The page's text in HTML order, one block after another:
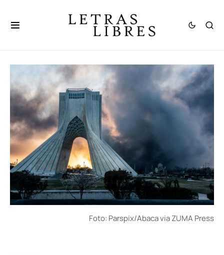
Foto: Parspix/Abaca via ZUMA Press